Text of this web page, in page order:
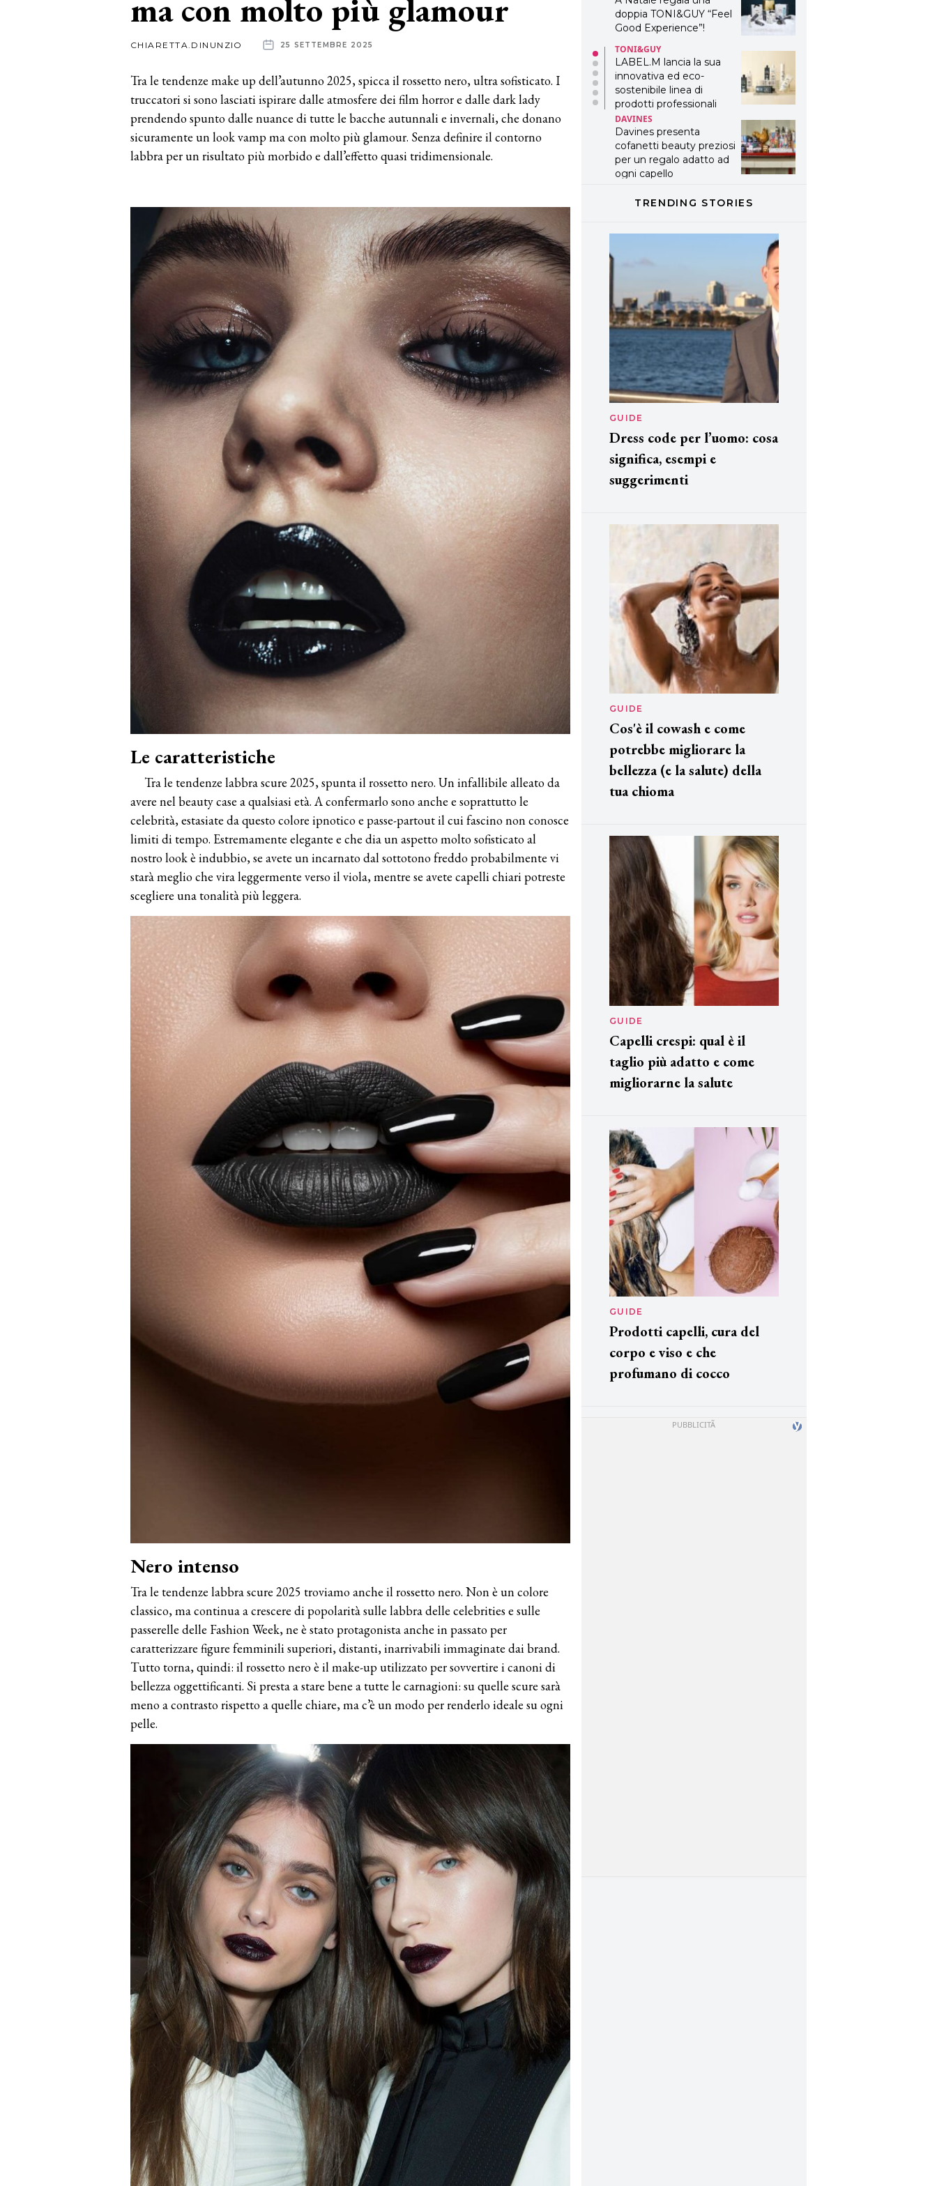
ma con molto più glamour
CHIARETTA.DINUNZIO 25 SETTEMBRE 2025
Tra le tendenze make up dell’autunno 2025, spicca il rossetto nero, ultra sofisticato. I
truccatori si sono lasciati ispirare dalle atmosfere dei film horror e dalle dark lady
prendendo spunto dalle nuance di tutte le bacche autunnali e invernali, che donano
sicuramente un look vamp ma con molto più glamour. Senza definire il contorno
labbra per un risultato più morbido e dall’effetto quasi tridimensionale.
Le caratteristiche
Tra le tendenze labbra scure 2025, spunta il rossetto nero. Un infallibile alleato da
avere nel beauty case a qualsiasi età. A confermarlo sono anche e soprattutto le
celebrità, estasiate da questo colore ipnotico e passe-partout il cui fascino non conosce
limiti di tempo. Estremamente elegante e che dia un aspetto molto sofisticato al
nostro look è indubbio, se avete un incarnato dal sottotono freddo probabilmente vi
starà meglio che vira leggermente verso il viola, mentre se avete capelli chiari potreste
scegliere una tonalità più leggera.
Nero intenso
Tra le tendenze labbra scure 2025 troviamo anche il rossetto nero. Non è un colore
classico, ma continua a crescere di popolarità sulle labbra delle celebrities e sulle
passerelle delle Fashion Week, ne è stato protagonista anche in passato per
caratterizzare figure femminili superiori, distanti, inarrivabili immaginate dai brand.
Tutto torna, quindi: il rossetto nero è il make-up utilizzato per sovvertire i canoni di
bellezza oggettificanti. Si presta a stare bene a tutte le carnagioni: su quelle scure sarà
meno a contrasto rispetto a quelle chiare, ma c’è un modo per renderlo ideale su ogni
pelle.
doppia TONI&GUY “Feel
Good Experience”!
TONI&GUY
LABEL.M lancia la sua
innovativa ed eco-
sostenibile linea di
prodotti professionali
DAVINES
Davines presenta
cofanetti beauty preziosi
per un regalo adatto ad
ogni capello
TRENDING STORIES
GUIDE
Dress code per l’uomo: cosa
significa, esempi e
suggerimenti
GUIDE
Cos'è il cowash e come
potrebbe migliorare la
bellezza (e la salute) della
tua chioma
GUIDE
Capelli crespi: qual è il
taglio più adatto e come
migliorarne la salute
GUIDE
Prodotti capelli, cura del
corpo e viso e che
profumano di cocco